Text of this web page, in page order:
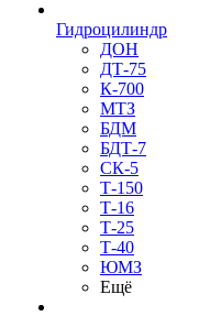
Гидроцилиндр
ДОН
ДТ-75
К-700
МТЗ
БДМ
БДТ-7
СК-5
Т-150
Т-16
Т-25
Т-40
ЮМЗ
Ещё